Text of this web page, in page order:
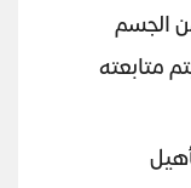
الجسم
متابعته